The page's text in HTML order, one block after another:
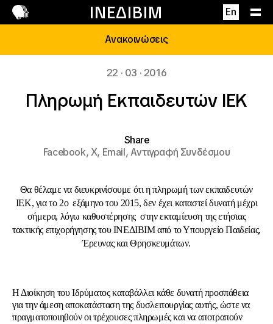
ΙΝΕΔΙΒΙΜ En
Επικοινωνία
Ανακοινώσεις
22 · 03 · 2016
Πληρωμή Εκπαιδευτών ΙΕΚ
Share
Facebook,X, Email,Αντιγραφή Συνδέσμου
Θα θέλαμε να διευκρινίσουμε ότι η πληρωμή των εκπαιδευτών
ΙΕΚ, για το 2ο εξάμηνο του 2015, δεν έχει καταστεί δυνατή μέχρι
σήμερα, λόγω καθυστέρησης στην εκταμίευση της ετήσιας
τακτικής επιχορήγησης του ΙΝΕΔΙΒΙΜ από το Υπουργείο Παιδείας,
Έρευνας και Θρησκευμάτων.
Η Διοίκηση του Ιδρύματος καταβάλλει κάθε δυνατή προσπάθεια
για την άμεση αποκατάσταση της δυσλειτουργίας αυτής, ώστε να
πραγματοποιηθούν οι τρέχουσες πληρωμές και να αποτραπούν